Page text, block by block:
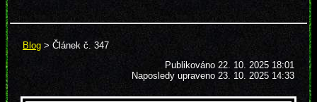
Blog > Článek č. 347
Publikováno22. 10. 2025 18:01
Naposledy upraveno 23. 10. 2025 14:33